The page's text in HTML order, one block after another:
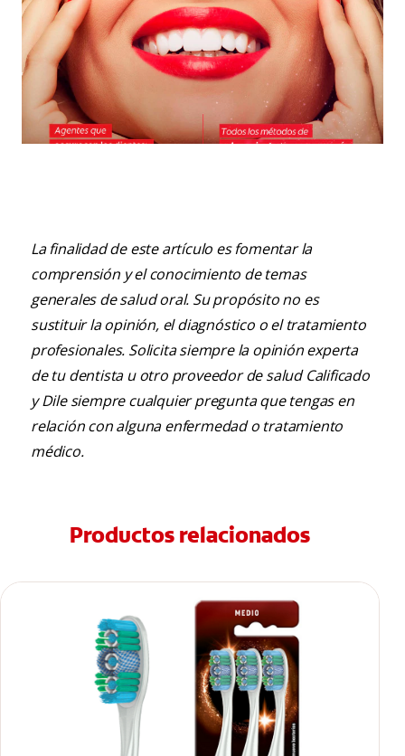
La finalidad de este artículo es fomentar la
comprensión y el conocimiento de temas
generales de salud oral. Su propósito no es
sustituir la opinión, el diagnóstico o el tratamiento
profesionales. Solicita siempre la opinión experta
de tu dentista u otro proveedor de salud Calificado
y Dile siempre cualquier pregunta que tengas en
relación con alguna enfermedad o tratamiento
médico.
Productos relacionados